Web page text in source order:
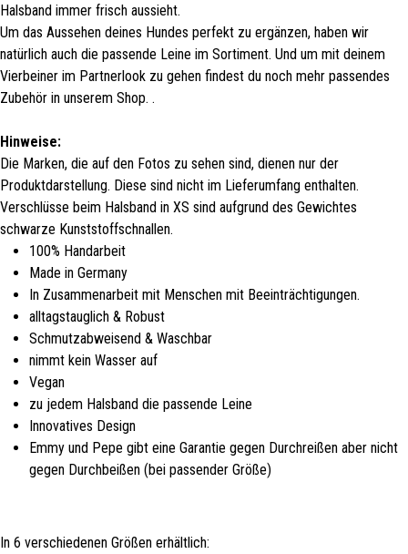
Halsband immer frisch aussieht.
Um das Aussehen deines Hundes perfekt zu ergänzen, haben wir
natürlich auch die passende Leine im Sortiment. Und um mit deinem
Vierbeiner im Partnerlook zu gehen findest du noch mehr passendes
Zubehör in unserem Shop. .
Hinweise:
Die Marken, die auf den Fotos zu sehen sind, dienen nur der
Produktdarstellung. Diese sind nicht im Lieferumfang enthalten.
Verschlüsse beim Halsband in XS sind aufgrund des Gewichtes
schwarze Kunststoffschnallen.
100% Handarbeit
Made in Germany
In Zusammenarbeit mit Menschen mit Beeinträchtigungen.
alltagstauglich & Robust
Schmutzabweisend & Waschbar
nimmt kein Wasser auf
Vegan
zu jedem Halsband die passende Leine
Innovatives Design
Emmy und Pepe gibt eine Garantie gegen Durchreißen aber nicht
gegen Durchbeißen (bei passender Größe)
In 6 verschiedenen Größen erhältlich: